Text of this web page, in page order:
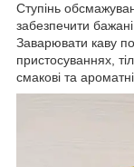
Ступінь
забезпечити
Заварювати каву
пристосуваннях,
смакові та